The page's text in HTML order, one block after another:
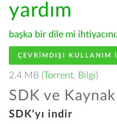
yardım
başka bir dile mi
ÇEVRIMDIŞI KULLANIM
2.4 MB (Torrent, Bilgi)
SDK ve
SDK'yı indir